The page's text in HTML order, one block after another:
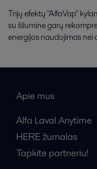
Trijų efektų "AlfaVap"
su šilumine garų
energijos naudojimas nei
Apie mus
Alfa Laval Anytime
HERE žurnalas
Tapkite partneriu!